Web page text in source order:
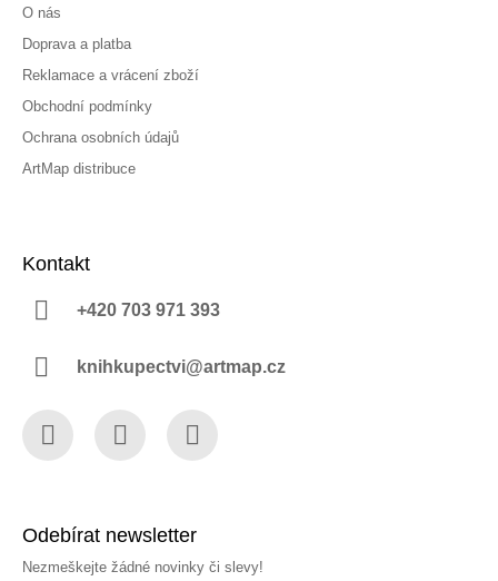
O nás
Doprava a platba
Reklamace a vrácení zboží
Obchodní podmínky
Ochrana osobních údajů
ArtMap distribuce
Kontakt
+420 703 971 393
knihkupectvi@artmap.cz
Odebírat newsletter
Nezmeškejte žádné novinky či slevy!